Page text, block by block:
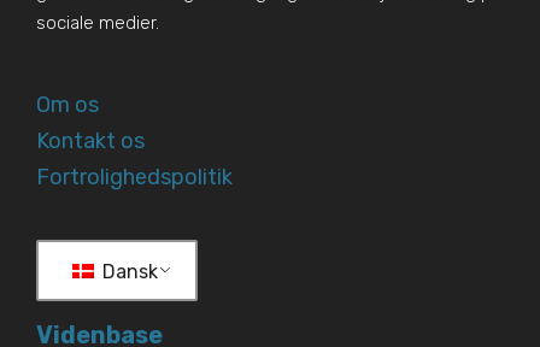
sociale medier.
Om os
Kontakt os
Fortrolighedspolitik
Dansk
Videnbase